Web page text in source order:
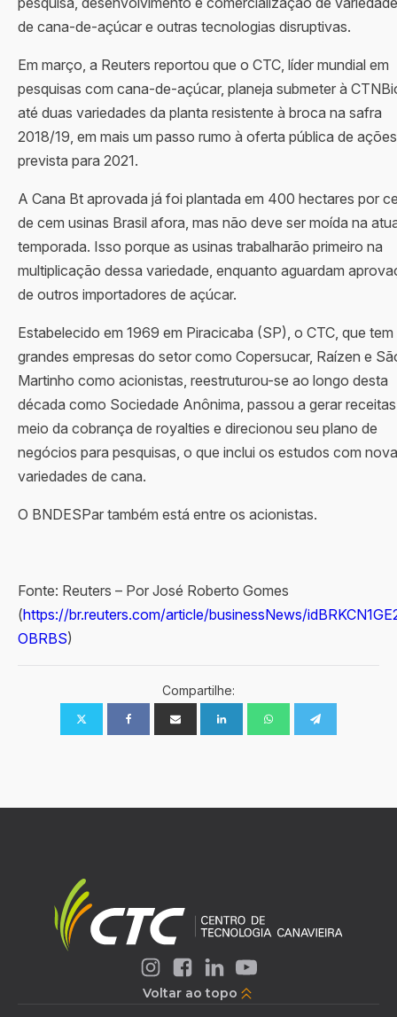
de cana-de-açúcar e outras tecnologias disruptivas.
Em março, a Reuters reportou que o CTC, líder mundial em
pesquisas com cana-de-açúcar, planeja submeter à
até duas variedades da planta resistente à broca na safra
2018/19, em mais um passo rumo à oferta pública de ações
prevista para 2021.
A Cana Bt aprovada já foi plantada em 400 hectares por
de cem usinas Brasil afora, mas não deve ser moída na
temporada. Isso porque as usinas trabalharão primeiro na
multiplicação dessa variedade, enquanto aguardam
de outros importadores de açúcar.
Estabelecido em 1969 em Piracicaba (SP), o CTC, que tem
grandes empresas do setor como Copersucar, Raízen e
Martinho como acionistas, reestruturou-se ao longo desta
década como Sociedade Anônima, passou a gerar
meio da cobrança de royalties e direcionou seu plano de
negócios para pesquisas, o que inclui os estudos com
variedades de cana.
O BNDESPar também está entre os acionistas.
Fonte: Reuters – Por José Roberto Gomes
(https://br.reuters.com/article/businessNews/
OBRBS)
Compartilhe:
Voltar ao topo